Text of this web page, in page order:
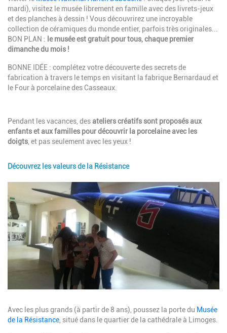
mardi), visitez le musée librement en famille avec des livrets-jeux
et des planches à dessin ! Vous découvrirez une incroyable
collection de céramiques du monde entier, parfois très originales...
BON PLAN : le musée est gratuit pour tous, chaque premier
dimanche du mois !
BONNE IDÉE : complétez votre découverte des secrets de
fabrication à travers le temps en visitant la fabrique Bernardaud et
le Four à porcelaine des Casseaux.
Description
Pendant les vacances, desateliers créatifs sont proposés aux
enfants et aux familles pour découvrir la porcelaine avec les
doigts, et pas seulement avec les yeux !
Découvrez les valeurs de la Résistance
Description
Avec les plus grands (à partir de 8 ans), poussez la porte du Musée
de la Résistance , situé dans le quartier de la cathédrale à Limoges.